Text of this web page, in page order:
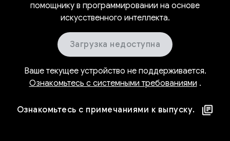
помощнику в программировании на основе
искусственного интеллекта.
Загрузка недоступна
Ваше текущее устройство не поддерживается.
Ознакомьтесь с системными требованиями .
Ознакомьтесь с примечаниями к выпуску.